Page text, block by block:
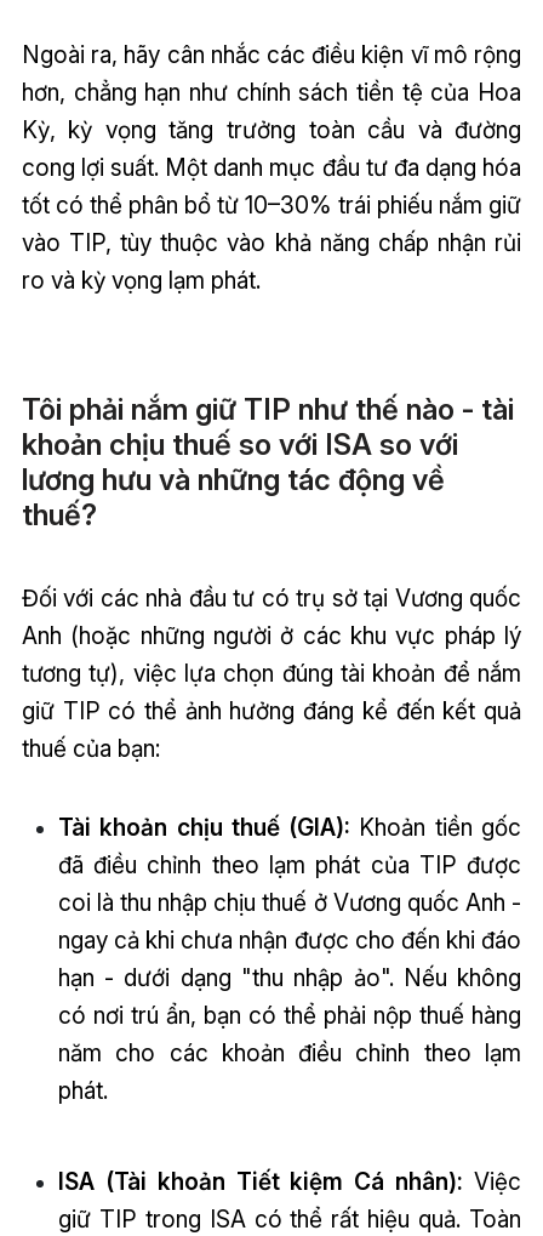
Ngoài ra, hãy cân nhắc các điều kiện vĩ mô rộng
hơn, chẳng hạn như chính sách tiền tệ của Hoa
Kỳ, kỳ vọng tăng trưởng toàn cầu và đường
cong lợi suất. Một danh mục đầu tư đa dạng hóa
tốt có thể phân bổ từ 10–30% trái phiếu nắm giữ
vào TIP, tùy thuộc vào khả năng chấp nhận rủi
ro và kỳ vọng lạm phát.
Tôi phải nắm giữ TIP như thế nào - tài
khoản chịu thuế so với ISA so với
lương hưu và những tác động về
thuế?
Đối với các nhà đầu tư có trụ sở tại Vương quốc
Anh (hoặc những người ở các khu vực pháp lý
tương tự), việc lựa chọn đúng tài khoản để nắm
giữ TIP có thể ảnh hưởng đáng kể đến kết quả
thuế của bạn:
Tài khoản chịu thuế (GIA): Khoản tiền gốc
đã điều chỉnh theo lạm phát của TIP được
coi là thu nhập chịu thuế ở Vương quốc Anh -
ngay cả khi chưa nhận được cho đến khi đáo
hạn - dưới dạng "thu nhập ảo". Nếu không
có nơi trú ẩn, bạn có thể phải nộp thuế hàng
năm cho các khoản điều chỉnh theo lạm
phát.
ISA (Tài khoản Tiết kiệm Cá nhân): Việc
giữ TIP trong ISA có thể rất hiệu quả. Toàn